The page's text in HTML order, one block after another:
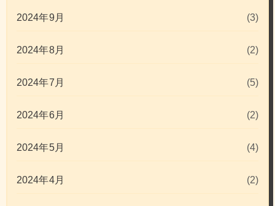
2024年9月 (3)
2024年8月 (2)
2024年7月 (5)
2024年6月 (2)
2024年5月 (4)
2024年4月 (2)